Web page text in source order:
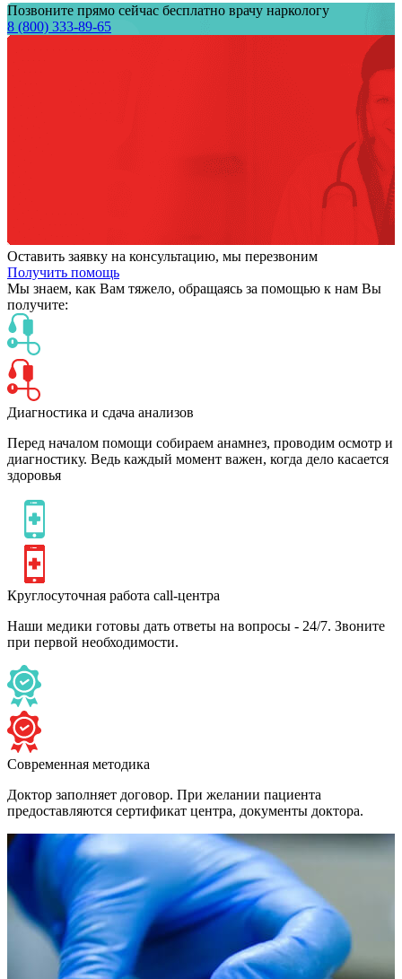
Позвоните прямо сейчас бесплатно врачу наркологу
8 (800) 333-89-65
Оставить заявку на консультацию, мы перезвоним
Получить помощь
Мы знаем, как Вам тяжело, обращаясь за помощью к нам Вы
получите:
Диагностика и сдача анализов
Перед началом помощи собираем анамнез, проводим осмотр и
диагностику. Ведь каждый момент важен, когда дело касается
здоровья
Круглосуточная работа call-центра
Наши медики готовы дать ответы на вопросы - 24/7. Звоните
при первой необходимости.
Современная методика
Доктор заполняет договор. При желании пациента
предоставляются сертификат центра, документы доктора.